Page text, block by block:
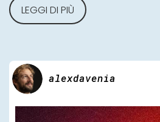
LEGGI DI PIÙ
alexdavenia